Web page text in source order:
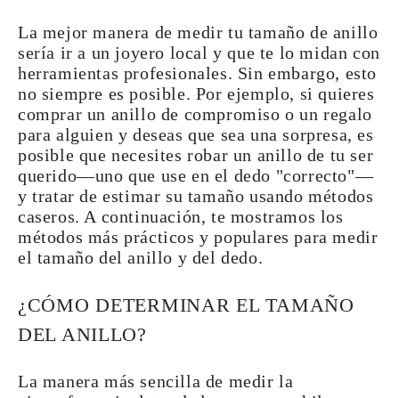
La mejor manera de medir tu tamaño de anillo
sería ir a unjoyero local y que te lo midan con
herramientas profesionales. Sin embargo, esto
no siempre es posible. Por ejemplo, si quieres
comprar un anillo de compromiso o un regalo
para alguien y deseas que sea una sorpresa, es
posible que necesites robar un anillo de tu ser
querido—uno que use en el dedo "correcto"—
y tratar de estimar su tamaño usando métodos
caseros. A continuación, te mostramos los
métodos más prácticos ypopulares paramedir
el tamaño del anillo y del dedo.
¿CÓMO DETERMINAR EL TAMAÑO
DEL ANILLO?
La manera más sencilla de medir la